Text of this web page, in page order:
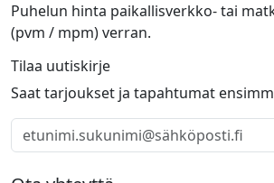
Puhelun hinta paikallisverkko- tai
(pvm / mpm) verran.
Tilaa uutiskirje
Saat tarjoukset ja tapahtumat